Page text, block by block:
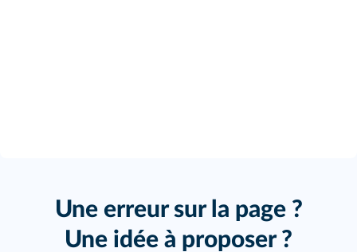
Une erreur sur la page ?
Une idée à proposer ?